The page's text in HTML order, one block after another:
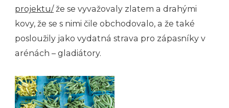
projektu/ že se vyvažovaly zlatem a drahými
kovy, že se s nimi čile obchodovalo, a že také
posloužily jako vydatná strava pro zápasníky v
arénách – gladiátory.